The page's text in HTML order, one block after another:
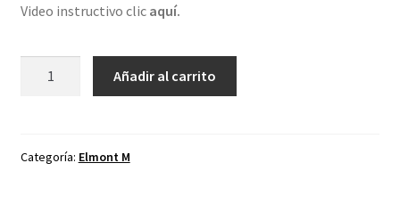
Video instructivo clic aquí.
Oakley
Añadir al carrito
Categoría: Elmont M